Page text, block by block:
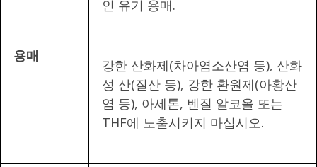
용매
인 유기 용매.
강한 산화제(차아염소산염 등), 산화
성 산(질산 등), 강한 환원제(아황산
염 등), 아세톤, 벤질 알코올 또는
THF에 노출시키지 마십시오.